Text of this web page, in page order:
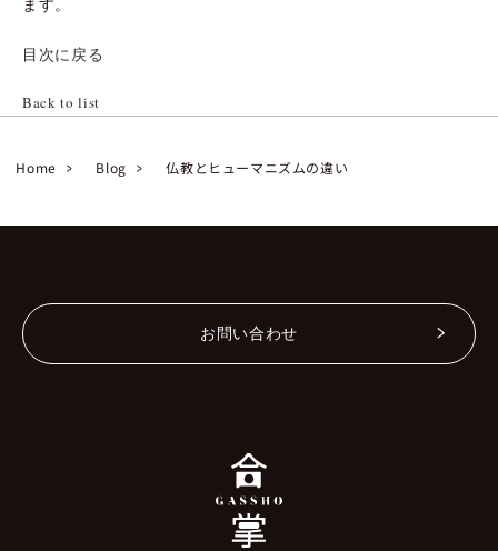
目次に戻る
Back to list
Home Blog 仏教とヒューマニズムの違い
お問い合わせ